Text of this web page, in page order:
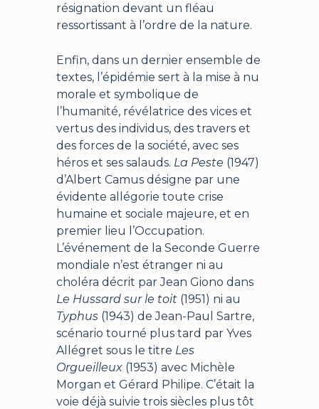
résignation devant un fléau
ressortissant à l’ordre de la nature.
Enfin, dans un dernier ensemble de
textes, l’épidémie sert à la mise à nu
morale et symbolique de
l’humanité, révélatrice des vices et
vertus des individus, des travers et
des forces de la société, avec ses
héros et ses salauds. La Peste (1947)
d’Albert Camus désigne par une
évidente allégorie toute crise
humaine et sociale majeure, et en
premier lieu l’Occupation.
L’événement de la Seconde Guerre
mondiale n’est étranger ni au
choléra décrit par Jean Giono dans
Le Hussard sur le toit (1951) ni au
Typhus (1943) de Jean-Paul Sartre,
scénario tourné plus tard par Yves
Allégret sous le titre Les
Orgueilleux (1953) avec Michèle
Morgan et Gérard Philipe. C’était la
voie déjà suivie trois siècles plus tôt